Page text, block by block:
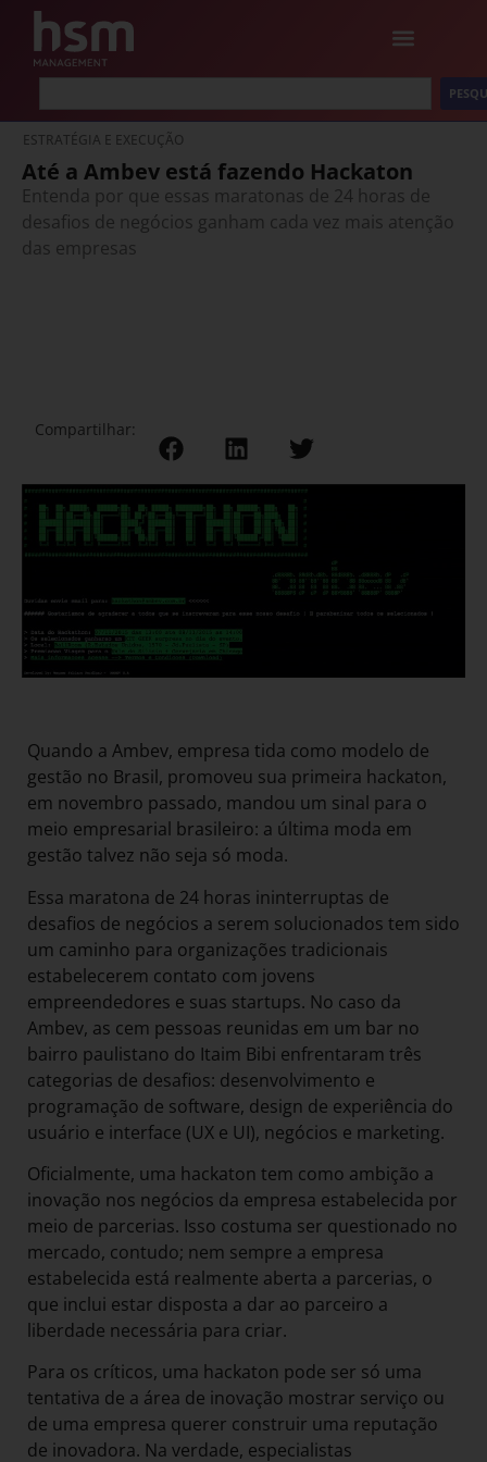
ESTRATÉGIA E EXECUÇÃO
Até a Ambev está fazendo Hackaton
Entenda por que essas maratonas de 24 horas de
desafios de negócios ganham cada vez mais atenção
das empresas
Compartilhar:
Quando a Ambev, empresa tida como modelo de
gestão no Brasil, promoveu sua primeira hackaton,
em novembro passado, mandou um sinal para o
meio empresarial brasileiro: a última moda em
gestão talvez não seja só moda.
Essa maratona de 24 horas ininterruptas de
desafios de negócios a serem solucionados tem sido
um caminho para organizações tradicionais
estabelecerem contato com jovens
empreendedores e suas startups. No caso da
Ambev, as cem pessoas reunidas em um bar no
bairro paulistano do Itaim Bibi enfrentaram três
categorias de desafios: desenvolvimento e
programação de software, design de experiência do
usuário e interface (UX e UI), negócios e marketing.
Oficialmente, uma hackaton tem como ambição a
inovação nos negócios da empresa estabelecida por
meio de parcerias. Isso costuma ser questionado no
mercado, contudo; nem sempre a empresa
estabelecida está realmente aberta a parcerias, o
que inclui estar disposta a dar ao parceiro a
liberdade necessária para criar.
Para os críticos, uma hackaton pode ser só uma
tentativa de a área de inovação mostrar serviço ou
de uma empresa querer construir uma reputação
de inovadora. Na verdade, especialistas